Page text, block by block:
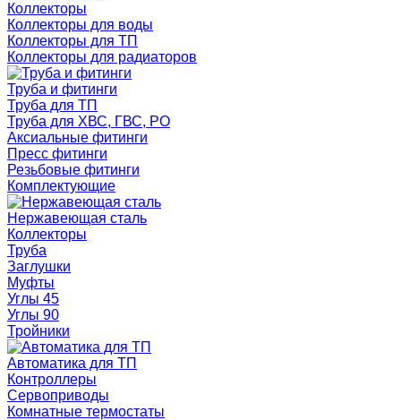
Коллекторы
Коллекторы для воды
Коллекторы для ТП
Коллекторы для радиаторов
Труба и фитинги
Труба для ТП
Труба для ХВС, ГВС, РО
Аксиальные фитинги
Пресс фитинги
Резьбовые фитинги
Комплектующие
Нержавеющая сталь
Коллекторы
Труба
Заглушки
Муфты
Углы 45
Углы 90
Тройники
Автоматика для ТП
Контроллеры
Сервоприводы
Комнатные термостаты